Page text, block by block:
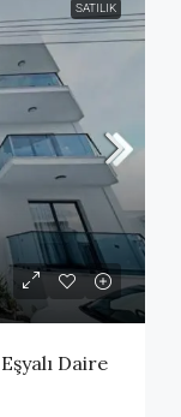
SATILIK
Daire